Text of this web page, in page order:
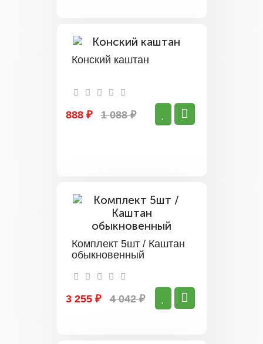
Конский каштан
888 ₽ 1 088 ₽
Комплект 5шт / Каштан
обыкновенный
3 255 ₽ 4 042 ₽